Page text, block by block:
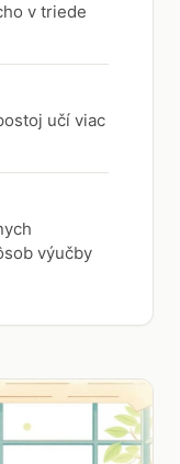
v triede
učí viac
výučby